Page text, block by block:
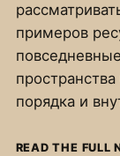
примеров
порядка и
READ THE FULL